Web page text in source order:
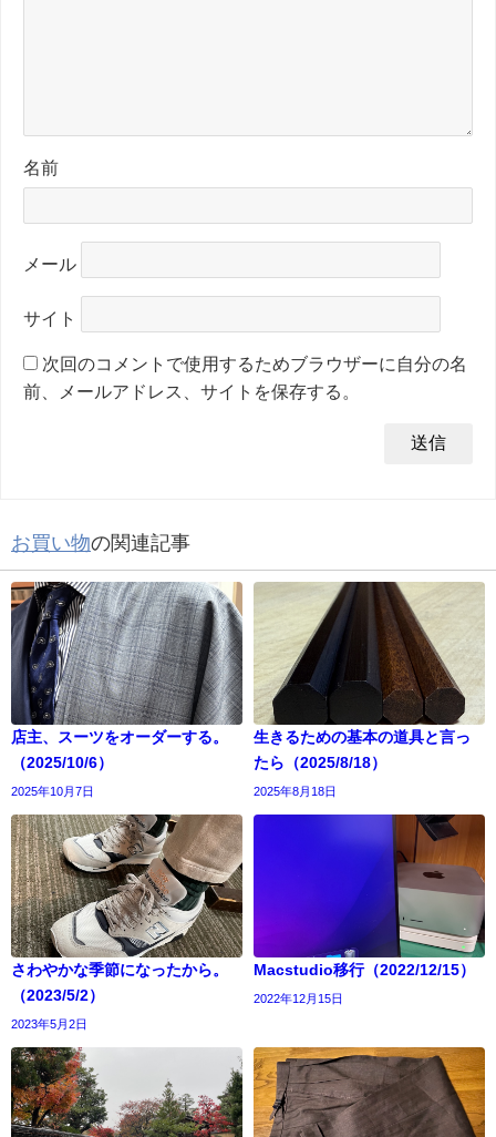
名前
メール
サイト
次回のコメントで使用するためブラウザーに自分の名
前、メールアドレス、サイトを保存する。
お買い物の関連記事
店主、スーツをオーダーする。
（2025/10/6）
2025年10月7日
生きるための基本の道具と言っ
たら（2025/8/18）
2025年8月18日
さわやかな季節になったから。
（2023/5/2）
2023年5月2日
Macstudio移行（2022/12/15）
2022年12月15日